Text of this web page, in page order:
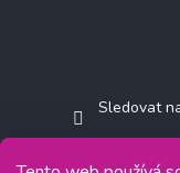
Sledovat